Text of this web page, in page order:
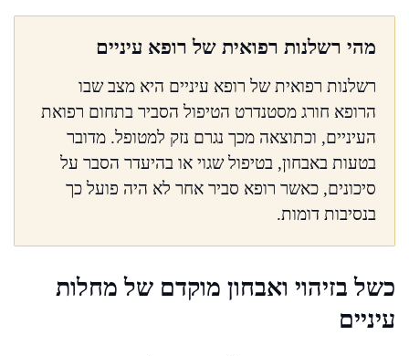
מהי רשלנות רפואית של רופא עיניים
רשלנות רפואית של רופא עיניים היא מצב שבו
הרופא חורג מסטנדרט הטיפול הסביר בתחום רפואת
העיניים, וכתוצאה מכך נגרם נזק למטופל. מדובר
בטעות באבחון, בטיפול שגוי או בהיעדר הסבר על
סיכונים, כאשר רופא סביר אחר לא היה פועל כך
בנסיבות דומות.
כשל בזיהוי ואבחון מוקדם של מחלות
עיניים